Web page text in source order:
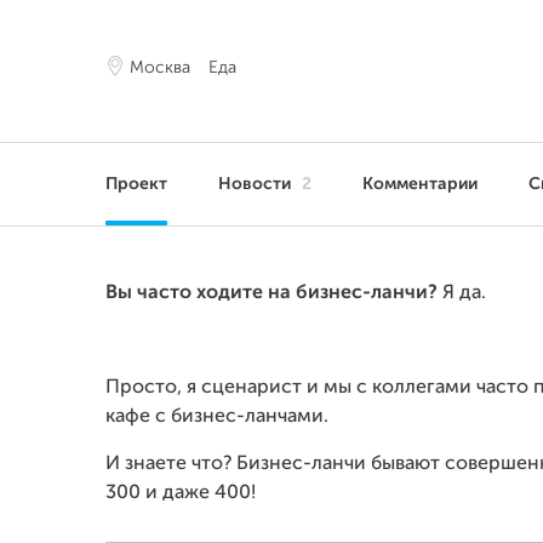
Москва Еда
Проект Новости 2 Комментарии
Вы часто ходите на бизнес-ланчи? Я да.
Просто, я сценарист и мы с коллегами
кафе с бизнес-ланчами.
И знаете что? Бизнес-ланчи бывают
300 и даже 400!